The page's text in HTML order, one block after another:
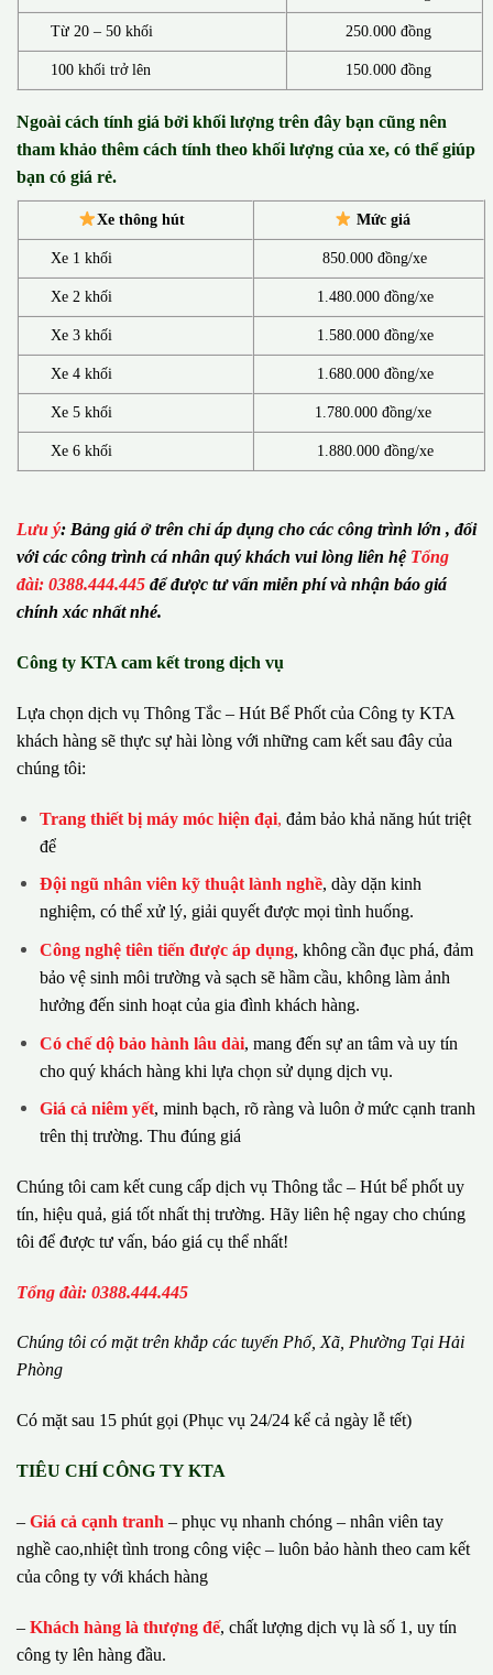
Từ 20 – 50 khối 250.000 đồng
100 khối trở lên 150.000 đồng
Ngoài cách tính giá bởi khối lượng trên đây bạn cũng nên
tham khảo thêm cách tính theo khối lượng của xe, có thể giúp
bạn có giá rẻ.
Xe thông hút Mức giá
Xe 1 khối 850.000 đồng/xe
Xe 2 khối 1.480.000 đồng/xe
Xe 3 khối 1.580.000 đồng/xe
Xe 4 khối 1.680.000 đồng/xe
Xe 5 khối 1.780.000 đồng/xe
Xe 6 khối 1.880.000 đồng/xe
Lưu ý: Bảng giá ở trên chỉ áp dụng cho các công trình lớn , đối
với các công trình cá nhân quý khách vui lòng liên hệ Tổng
đài: 0388.444.445 để được tư vấn miễn phí và nhận báo giá
chính xác nhất nhé.
Công ty KTA cam kết trong dịch vụ
Lựa chọn dịch vụ Thông Tắc – Hút Bể Phốt của Công ty KTA
khách hàng sẽ thực sự hài lòng với những cam kết sau đây của
chúng tôi:
Trang thiết bị máy móc hiện đại, đảm bảo khả năng hút triệt
để
Đội ngũ nhân viên kỹ thuật lành nghề, dày dặn kinh
nghiệm, có thể xử lý, giải quyết được mọi tình huống.
Công nghệ tiên tiến được áp dụng, không cần đục phá, đảm
bảo vệ sinh môi trường và sạch sẽ hầm cầu, không làm ảnh
hưởng đến sinh hoạt của gia đình khách hàng.
Có chế dộ bảo hành lâu dài, mang đến sự an tâm và uy tín
cho quý khách hàng khi lựa chọn sử dụng dịch vụ.
Giá cả niêm yết, minh bạch, rõ ràng và luôn ở mức cạnh tranh
trên thị trường. Thu đúng giá
Chúng tôi cam kết cung cấp dịch vụ Thông tắc – Hút bể phốt uy
tín, hiệu quả, giá tốt nhất thị trường. Hãy liên hệ ngay cho chúng
tôi để được tư vấn, báo giá cụ thể nhất!
Tổng đài: 0388.444.445
Chúng tôi có mặt trên khắp các tuyến Phố, Xã, Phường Tại Hải
Phòng
Có mặt sau 15 phút gọi (Phục vụ 24/24 kể cả ngày lễ tết)
TIÊU CHÍ CÔNG TY KTA
– Giá cả cạnh tranh – phục vụ nhanh chóng – nhân viên tay
nghề cao,nhiệt tình trong công việc – luôn bảo hành theo cam kết
của công ty với khách hàng
– Khách hàng là thượng đế, chất lượng dịch vụ là số 1, uy tín
công ty lên hàng đầu.